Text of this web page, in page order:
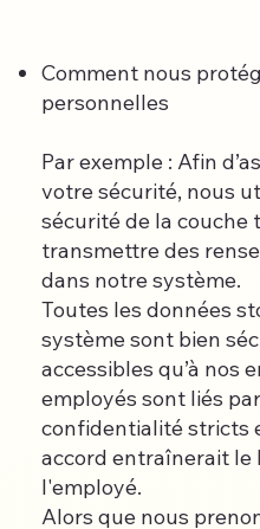
Comment nous
personnelles
Par exemple : Afin
votre sécurité, nous
sécurité de la
transmettre des
dans notre système.
Toutes les données
système sont bien
accessibles qu’à nos
employés sont liés
confidentialité stricts
accord entraînerait le
l'employé.
Alors que nous